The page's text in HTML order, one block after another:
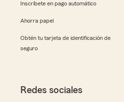
Inscríbete en pago automático
Ahorra papel
Obtén tu tarjeta de identificación de
seguro
Redes sociales